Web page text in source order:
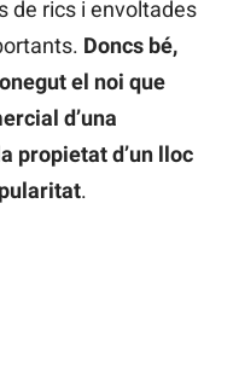
de rics i envoltades
Doncs bé,
el noi que
d’una
propietat d’un lloc
.